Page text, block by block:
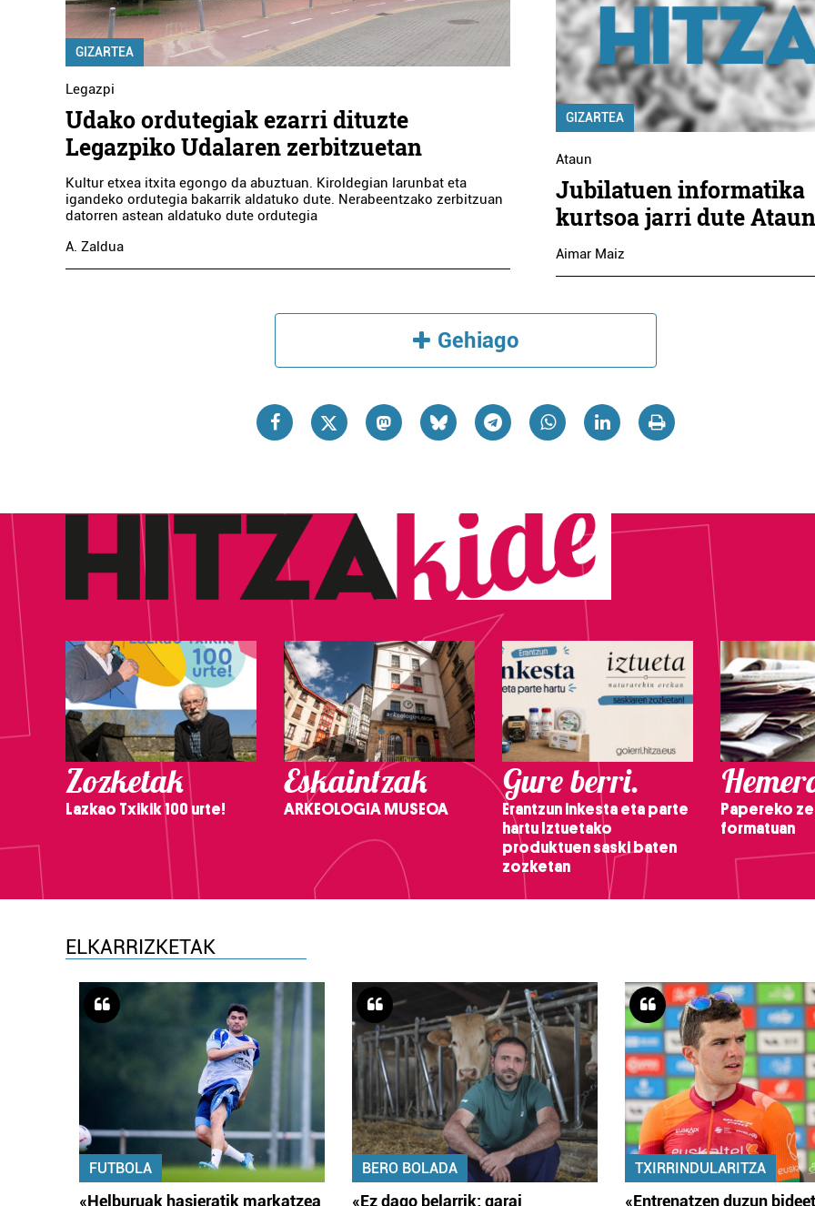
GIZARTEA
Legazpi
Udako ordutegiak ezarri dituzte
Legazpiko Udalaren zerbitzuetan
Kultur etxea itxita egongo da abuztuan. Kiroldegian larunbat eta
igandeko ordutegia bakarrik aldatuko dute. Nerabeentzako zerbitzuan
datorren astean aldatuko dute ordutegia
A. Zaldua
GIZARTEA
Ataun
Jubilatuen informatika
kurtsoa jarri dute
Aimar Maiz
Gehiago
Zozketak
Lazkao Txikik 100 urte!
Eskaintzak
ARKEOLOGIA MUSEOA
Gure berri.
Erantzun inkesta eta parte
hartu Iztuetako
produktuen saski baten
zozketan
Papereko
formatuan
ELKARRIZKETAK
FUTBOLA
«Helburuak hasieratik markatzea
BERO BOLADA
«Ez dago belarrik; garai
TXIRRINDULARITZA
«Entrenatzen duzun